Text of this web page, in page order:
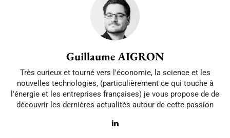
Guillaume AIGRON
Très curieux et tourné vers l'économie, la science et les
nouvelles technologies, (particulièrement ce qui touche à
l'énergie et les entreprises françaises) je vous propose de de
découvrir les dernières actualités autour de cette passion